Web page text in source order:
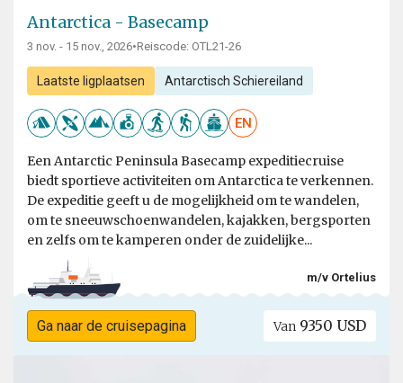
Antarctica - Basecamp
3 nov. - 15 nov., 2026•Reiscode: OTL21-26
Laatste ligplaatsen Antarctisch Schiereiland
EN
Een Antarctic Peninsula Basecamp expeditiecruise
biedt sportieve activiteiten om Antarctica te verkennen.
De expeditie geeft u de mogelijkheid om te wandelen,
om te sneeuwschoenwandelen, kajakken, bergsporten
en zelfs om te kamperen onder de zuidelijke...
m/v Ortelius
Ga naar de cruisepagina Van 9350 USD